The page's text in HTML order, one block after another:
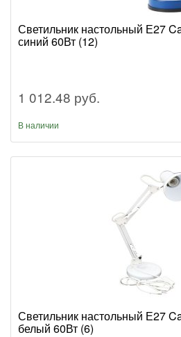
Светильник настольный Е27
синий 60Вт (12)
1 012.48 руб.
В наличии
Светильник настольный Е27
белый 60Вт (6)